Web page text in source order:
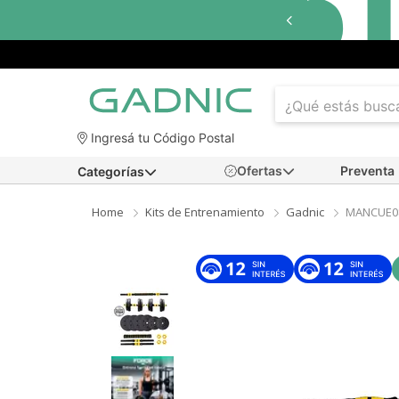
Ingresá tu Código Postal
Ofertas Preventa
Categorías
Home Kits de Entrenamiento Gadnic